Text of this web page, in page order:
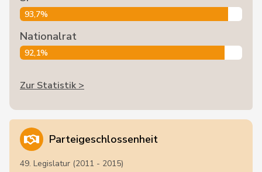
93,7%
Nationalrat
92,1%
Zur Statistik >
Parteigeschlossenheit
49. Legislatur (2011 - 2015)